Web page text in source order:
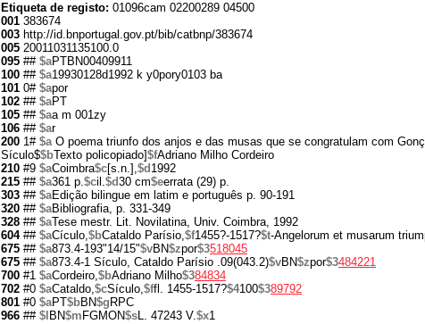
Etiqueta de registo: 01096cam 02200289 04500
001 383674
003 http://id.bnportugal.gov.pt/bib/catbnp/383674
005 20011031135100.0
095 ## $aPTBN00409911
100 ## $a19930128d1992 k y0pory0103 ba
101 0# $apor
102 ## $aPT
105 ## $aa m 001zy
106 ## $ar
200 1# $aO poema triunfo dos anjos e das musas que se congratulam com
Sículo$$bTexto policopiado]$fAdriano Milho Cordeiro
210 #9 $aCoimbra$c[s.n.],$d 1992
215 ## $a361 p.$cil.$d30 cm$eerrata (29) p.
303 ## $aEdição bilingue em latim e português p. 90-191
320 ## $aBibliografia, p. 331-349
328 ## $aTese mestr. Lit. Novilatina, Univ. Coimbra, 1992
604## $aCículo,$bCataldo Parísio,$f1455?-1517?$t-Angelorum et musarum
675 ## $a873.4-193"14/15"$vBN$zpor$3518045
675 ## $a873.4-1 Sículo, Cataldo Parísio .09(043.2)$vBN$zpor$3484221
700 #1 $aCordeiro,$bAdriano Milho$384834
702 #0 $aCataldo,$cSículo,$ffl. 1455-1517?$4100$389792
801 #0 $aPT$bBN$g RPC
966 ## $l BN$m FGMON$sL. 47243 V.$x1